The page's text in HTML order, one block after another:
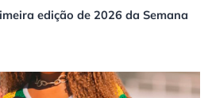
edição de 2026 da Semana